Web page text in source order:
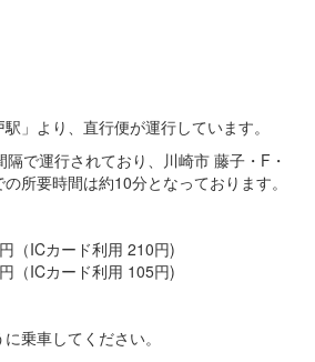
」より、直行便が運行しています。
で運行されており、川崎市 藤子・F・
所要時間は約10分となっております。
カード利用 210円)
カード利用 105円)
乗車してください。